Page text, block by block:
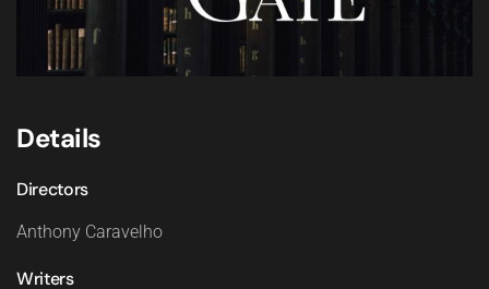
Details
Directors
Anthony Caravelho
Writers